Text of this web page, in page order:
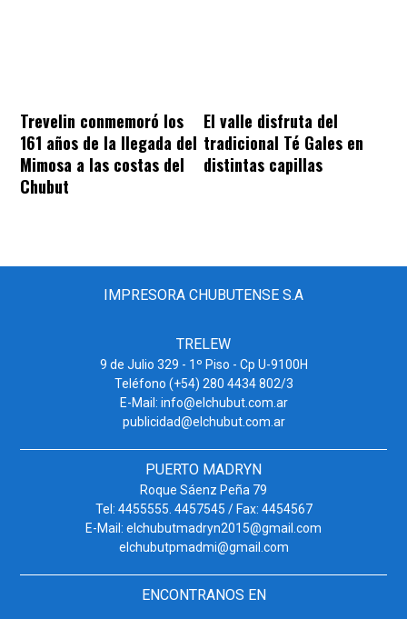
Trevelin conmemoró los
161 años de la llegada del
Mimosa a las costas del
Chubut
El valle disfruta del
tradicional Té Gales en
distintas capillas
IMPRESORA CHUBUTENSE S.A
TRELEW
9 de Julio 329 - 1º Piso - Cp U-9100H
Teléfono (+54) 280 4434 802/3
E-Mail: info@elchubut.com.ar
publicidad@elchubut.com.ar
PUERTO MADRYN
Roque Sáenz Peña 79
Tel: 4455555. 4457545 / Fax: 4454567
E-Mail: elchubutmadryn2015@gmail.com
elchubutpmadmi@gmail.com
ENCONTRANOS EN